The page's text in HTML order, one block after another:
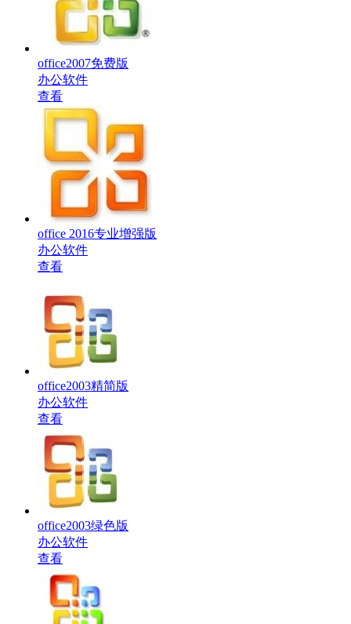
office2007免费版
办公软件
查看
office 2016专业增强版
办公软件
查看
office2003精简版
办公软件
查看
office2003绿色版
办公软件
查看